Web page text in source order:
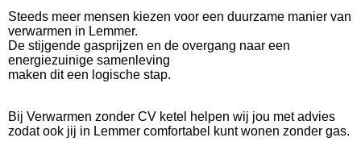
Steeds meer mensen kiezen voor een duurzame manier van
verwarmen in Lemmer.
De stijgende gasprijzen en de overgang naar een
energiezuinige samenleving
maken dit een logische stap.
Bij Verwarmen zonder CV ketel helpen wij jou met advies
zodat ook jij in Lemmer comfortabel kunt wonen zonder gas.